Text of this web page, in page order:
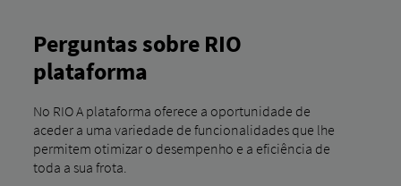
Perguntas sobre RIO
plataforma
No RIO A plataforma oferece a oportunidade de
aceder a uma variedade de funcionalidades que lhe
permitem otimizar o desempenho e a eficiência de
toda a sua frota.